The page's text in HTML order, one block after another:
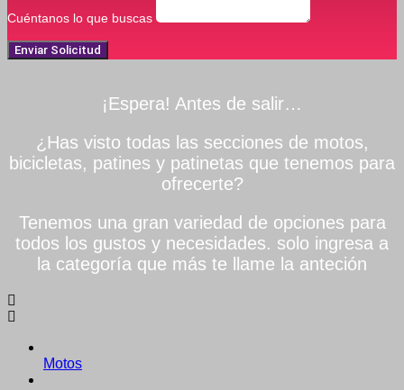
Cuéntanos lo que buscas
Enviar Solicitud
¡Espera! Antes de salir…
¿Has visto todas las secciones de motos,
bicicletas, patines y patinetas que tenemos para
ofrecerte?
Tenemos una gran variedad de opciones para
todos los gustos y necesidades. solo ingresa a
la categoría que más te llame la anteción
Motos